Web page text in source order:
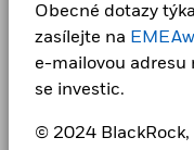
Obecné dotazy
zasílejte na
e-mailovou adresu
se investic.
© 2024 BlackRock,
klientů máme ve
pomáhat každému,
roku 1999 jsme
technologií a naši